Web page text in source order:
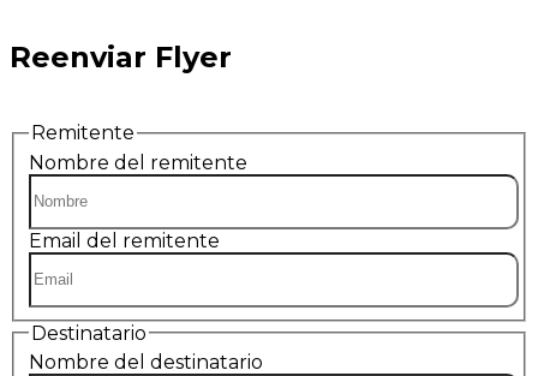
Reenviar Flyer
Remitente
Nombre del remitente
Email del remitente
Destinatario
Nombre del destinatario